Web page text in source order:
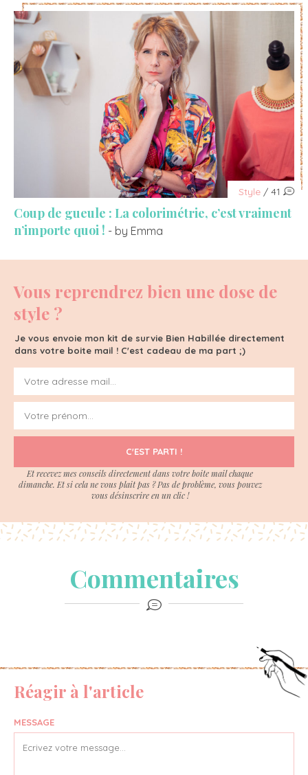
Style / 41
Coup de gueule : La colorimétrie, c’est vraiment
n’importe quoi ! - by Emma
Vous reprendrez bien une dose de
style ?
Je vous envoie mon kit de survie Bien Habillée directement
dans votre boite mail ! C'est cadeau de ma part ;)
C'EST PARTI !
Et recevez mes conseils directement dans votre boite mail chaque
dimanche. Et si cela ne vous plait pas ? Pas de problème, vous pouvez
vous désinscrire en un clic !
Commentaires
Réagir à l'article
MESSAGE